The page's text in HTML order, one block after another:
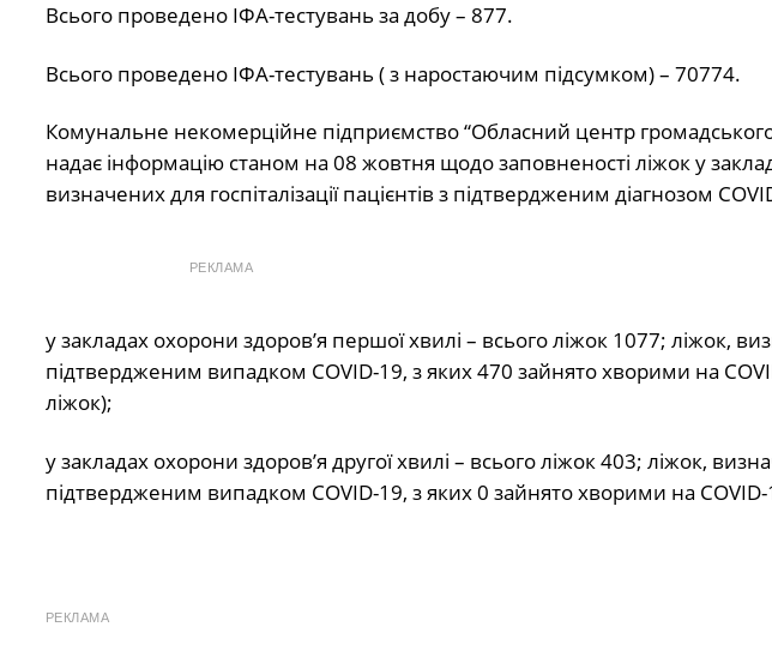
Всього проведено ІФА-тестувань за добу – 877.
Всього проведено ІФА-тестувань ( з наростаючим підсумком) – 70774.
Комунальне некомерційне підприємство “Обласний центр
надає інформацію станом на 08 жовтня щодо заповненості ліжок у
визначених для госпіталізації пацієнтів з підтвердженим діагнозом
РЕКЛАМА
у закладах охорони здоров’я першої хвилі – всього ліжок 1077; ліжок,
підтвердженим випадком COVID-19, з яких 470 зайнято хворими на
ліжок);
у закладах охорони здоров’я другої хвилі – всього ліжок 403; ліжок,
підтвердженим випадком COVID-19, з яких 0 зайнято хворими на COVID-
РЕКЛАМА